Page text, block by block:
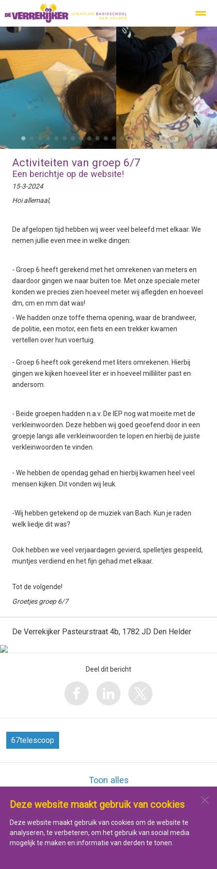
Privacy Protocol Social Media Ouderbeleidsplan
Home Nieuws Zoeken Agenda
Deze website maakt gebruik van cookies
Deze website maakt gebruik van cookies om de website te
analyseren, te verbeteren, om het gebruik van social media
mogelijk te maken en informatie van derden te tonen.
● ● ● ● ● ● ● ● ● ● ● ● ● ● ● ● ● ● ● ● ● ●
Activiteiten van groep 6/7
Een berichtje op de website!
15-3-2024
Hoi allemaal,
De afgelopen tijd hebben wij weer veel beleefd met elkaar. We
nemen jullie even mee in welke dingen:
- Groep 6 heeft gerekend met het omrekenen van meters en
daardoor gingen we naar buiten toe. Met onze speciale meter
konden we precies zien hoeveel meter wij aflegden en hoeveel
dm, cm en mm dat was!
- We hadden onze toffe thema opening, waar de brandweer,
de politie, een motor, een fiets en een trekker kwamen
vertellen over hun voertuig.
- Groep 6 heeft ook gerekend met liters omrekenen. Hierbij
gingen we kijken hoeveel liter er in hoeveel milliliter past en
andersom.
- Beide groepen hadden n.a.v. De IEP nog wat moeite met de
verkleinwoorden. Deze hebben wij goed geoefend door in een
groepje langs alle verkleinwoorden te lopen en hierbij de juiste
verkleinwoorden te vinden.
- We hebben de opendag gehad en hierbij kwamen heel veel
mensen kijken. Dit vonden wij leuk.
-Wij hebben getekend op de muziek van Bach. Kun je raden
welk liedje dit was?
Ook hebben we veel verjaardagen gevierd, spelletjes gespeeld,
muntjes verdiend en het fijn gehad met elkaar.
Tot de volgende!
Groetjes groep 6/7
De Verrekijker Pasteurstraat 4b, 1782 JD Den Helder
Deel dit bericht
67telescoop
Toon alles
Pasteurstraat 4b
1782 JD
Den Helder